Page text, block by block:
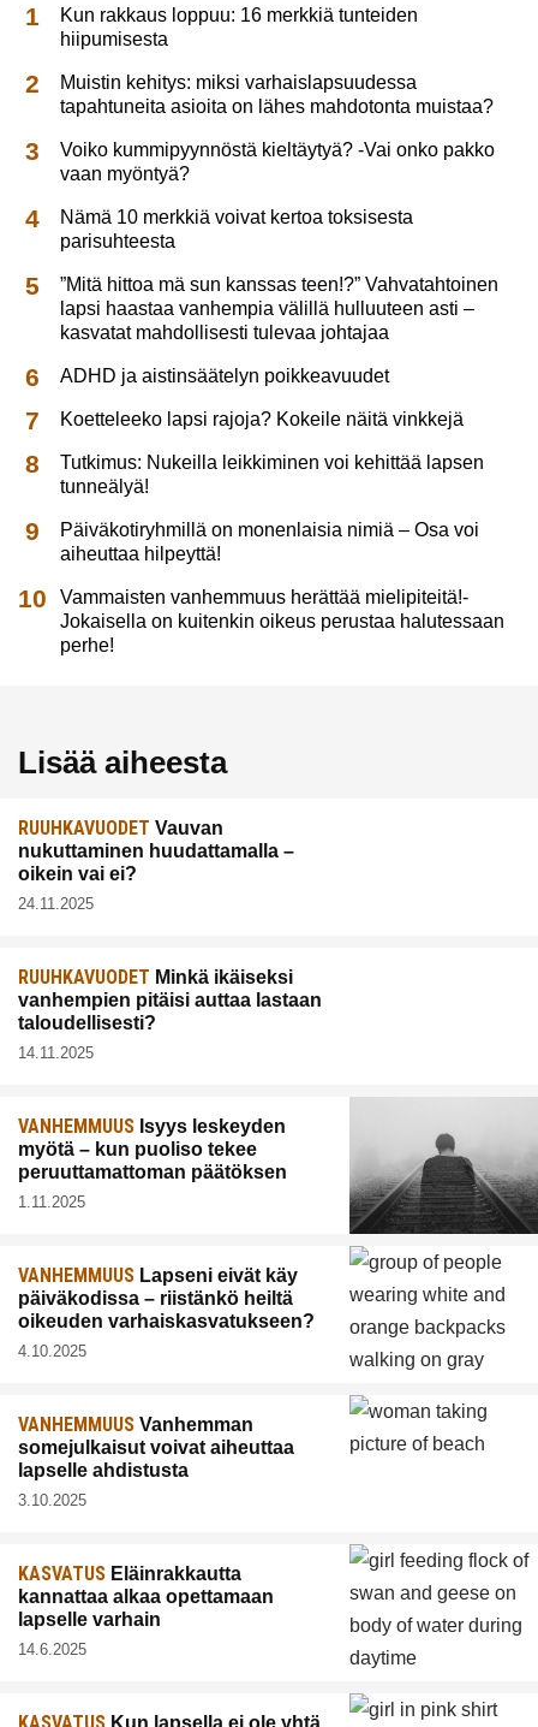
Kun rakkaus loppuu: 16 merkkiä tunteiden
hiipumisesta
Muistin kehitys: miksi varhaislapsuudessa
tapahtuneita asioita on lähes mahdotonta muistaa?
Voiko kummipyynnöstä kieltäytyä? -Vai onko pakko
vaan myöntyä?
Nämä 10 merkkiä voivat kertoa toksisesta
parisuhteesta
”Mitä hittoa mä sun kanssas teen!?” Vahvatahtoinen
lapsi haastaa vanhempia välillä hulluuteen asti –
kasvatat mahdollisesti tulevaa johtajaa
ADHD ja aistinsäätelyn poikkeavuudet
Koetteleeko lapsi rajoja? Kokeile näitä vinkkejä
Tutkimus: Nukeilla leikkiminen voi kehittää lapsen
tunneälyä!
Päiväkotiryhmillä on monenlaisia nimiä – Osa voi
aiheuttaa hilpeyttä!
Vammaisten vanhemmuus herättää mielipiteitä!-
Jokaisella on kuitenkin oikeus perustaa halutessaan
perhe!
Lisää aiheesta
RUUHKAVUODET Vauvan
nukuttaminen huudattamalla –
oikein vai ei?
24.11.2025
RUUHKAVUODET Minkä ikäiseksi
vanhempien pitäisi auttaa lastaan
taloudellisesti?
14.11.2025
VANHEMMUUS Isyys leskeyden
myötä – kun puoliso tekee
peruuttamattoman päätöksen
1.11.2025
VANHEMMUUS Lapseni eivät käy
päiväkodissa – riistänkö heiltä
oikeuden varhaiskasvatukseen?
4.10.2025
VANHEMMUUS Vanhemman
somejulkaisut voivat aiheuttaa
lapselle ahdistusta
3.10.2025
KASVATUS Eläinrakkautta
kannattaa alkaa opettamaan
lapselle varhain
14.6.2025
Kun lapsella ei ole yhtä